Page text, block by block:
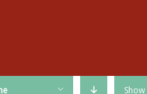
Show